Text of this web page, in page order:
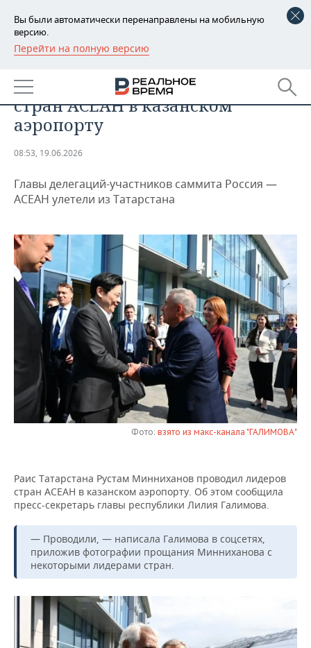
Вы были автоматически перенаправлены на мобильную
версию.
Перейти на полную версию
РЕГИОНЫ
БАШКОРТОСТАН
ТАТАРСТАН
НОВОСТИ
АНАЛИТИКА
ДЕКЛАРАЦИИ О ДОХОДАХ
КОРОЛИ ГОСЗАКАЗА ПФО
ВУЗЫ ТАТАРСТАНА
КОМУ ПРИНАДЛЕЖАТ
ТОРГОВЫЕ ЦЕНТРЫ
ТАТАРСТАНА
НОВОСТИ ЭКОНОМИКИ
ФИНАНСЫ
БАНКИ
БЮДЖЕТ
ИНВЕСТИЦИИ
ПРОМЫШЛЕННОСТЬ
НОВОСТИ
АГРОПРОМ
МАШИНОСТРОЕНИЕ
НЕФТЕХИМИЯ
НЕФТЬ
ОПК
ЭНЕРГЕТИКА
НЕДВИЖИМОСТЬ
НОВОСТИ НЕДВИЖИМОСТИ
АВТО
НОВОСТИ АВТО
БИЗНЕС
НОВОСТИ БИЗНЕСА
РОЗНИЧНАЯ ТОРГОВЛЯ
ТРАНСПОРТ
УСЛУГИ
ТЕХНОЛОГИИ
НОВОСТИ ТЕХНОЛОГИЙ
IT
МЕДИА
ТЕЛЕКОММУНИКАЦИИ
МЕРОПРИЯТИЯ
НОВОСТИ МЕРОПРИЯТИЙ
ВЫЕЗДНАЯ РЕДАКЦИЯ
ОТКРЫТАЯ ЛЕКЦИЯ
СПОРТ
НОВОСТИ СПОРТА
БАСКЕТБОЛ
ВОЛЕЙБОЛ
КИБЕРСПОРТ
ВОДНЫЕ ВИДЫ СПОРТА
ОБЩЕСТВО
НОВОСТИ ОБЩЕСТВА
ИНФРАСТРУКТУРА
ИСТОРИЯ
КУЛЬТУРА
ОБРАЗОВАНИЕ
СПРАВОЧНИК
СПИСОК ПЕРСОН
СПИСОК КОМПАНИЙ
ПОЛНАЯ ВЕРСИЯ
Минниханов проводил лидеров
стран АСЕАН в казанском
аэропорту
08:53, 19.06.2026
Главы делегаций-участников саммита Россия —
АСЕАН улетели из Татарстана
Фото: взято из макс-канала "ГАЛИМОВА"
Раис Татарстана Рустам Минниханов проводил лидеров
стран АСЕАН в казанском аэропорту. Об этом сообщила
пресс-секретарь главы республики Лилия Галимова.
— Проводили, — написала Галимова в соцсетях,
приложив фотографии прощания Минниханова с
некоторыми лидерами стран.